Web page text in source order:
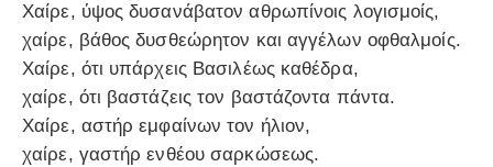
Χαίρε, ύψος δυσανάβατον αθρωπίνοις λογισμοίς,
χαίρε, βάθος δυσθεώρητον και αγγέλων οφθαλμοίς.
Χαίρε, ότι υπάρχεις Βασιλέως καθέδρα,
χαίρε, ότι βαστάζεις τον βαστάζοντα πάντα.
Χαίρε, αστήρ εμφαίνων τον ήλιον,
χαίρε, γαστήρ ενθέου σαρκώσεως.